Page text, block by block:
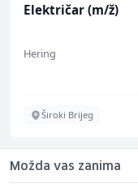
Električar (m/ž)
Hering
Široki Brijeg
Možda vas zanima